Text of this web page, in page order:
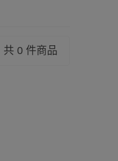
共 0 件商品